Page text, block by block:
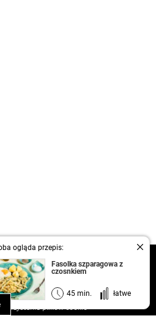
ogląda przepis:
Fasolka szparagowa z
czosnkiem
45 min. łatwe
kontakt
regulamin
o prywatności
plików cookie